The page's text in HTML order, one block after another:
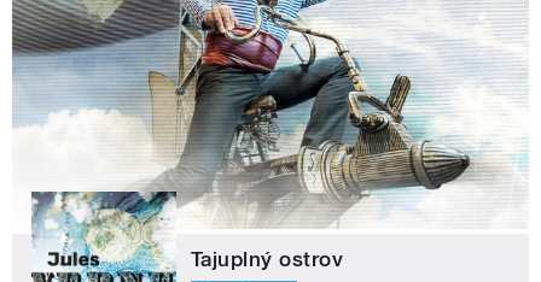
Tajuplný ostrov